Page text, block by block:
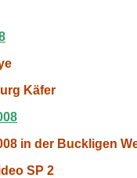
Käfer
in der Buckligen
SP 2